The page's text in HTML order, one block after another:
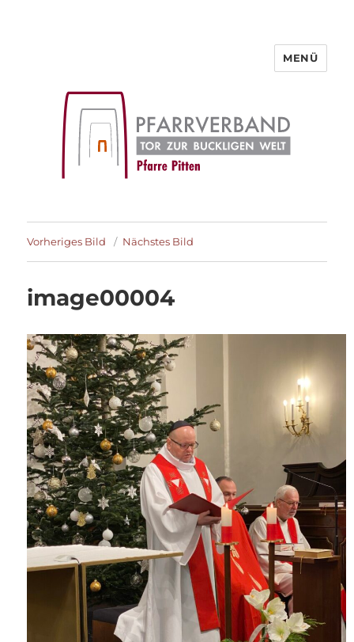
MENÜ
Vorheriges Bild Nächstes Bild
image00004